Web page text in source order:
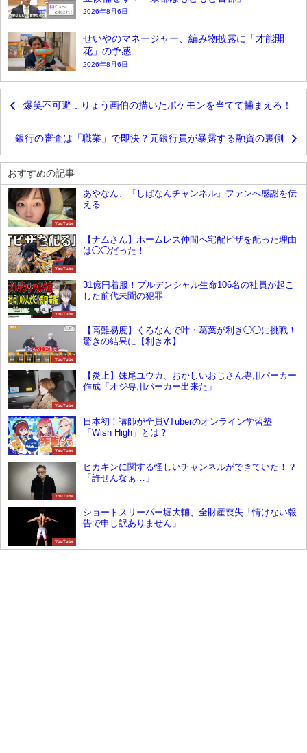
2026年8月6日
せいやのマネージャー、編み物披露に「才能開
花」の予感
2026年8月6日
爆笑不可避…りょう画伯の描いたポケモンを当てて捕まえろ！
銀行の審査は「職業」で即決？元銀行員が暴露する融資の裏側
おすすめの記事
YouTube
あやなん、『しばなんチャンネル』ファンへ感謝を伝
える
YouTube
【ナムさん】ホームレス仲間へ宅配ピザを配った理由
は◯◯だった！
YouTube
31億円着服！プルデンシャル生命106名の社員が起こ
した前代未聞の犯罪
YouTube
【高難易度】くろなんで叶・葛葉が利き◯◯に挑戦！
驚きの結果に【利き水】
YouTube
【炎上】妹尾ユウカ、おかしいおじさん専用パーカー
作成「オジ専用パーカー出来た」
YouTube
日本初！講師が全員VTuberのオンライン学習塾
「Wish High」とは？
YouTube
ヒカキンに関する怪しいチャンネルができていた！？
「許せんなぁ…」
YouTube
ショートスリーパー堀大輔、全財産喪失「情けない報
告で申し訳ありません」